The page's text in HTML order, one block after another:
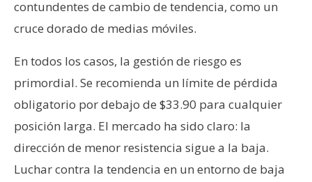
contundentes de cambio de tendencia, como un
cruce dorado de medias móviles.
En todos los casos, la gestión de riesgo es
primordial. Se recomienda un límite de pérdida
obligatorio por debajo de $33.90 para cualquier
posición larga. El mercado ha sido claro: la
dirección de menor resistencia sigue a la baja.
Luchar contra la tendencia en un entorno de baja